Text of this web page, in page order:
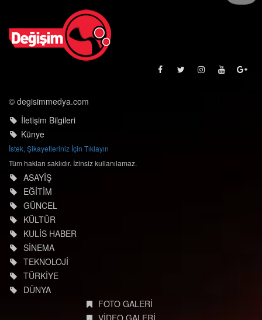
© degisimmedya.com
İletişim Bilgileri
Künye
İstek, Şikayetleriniz İçin Tıklayın
Tüm hakları saklıdır. İzinsiz kullanılamaz.
ASAYİŞ
EĞİTİM
GÜNCEL
KÜLTÜR
KULİS HABER
SİNEMA
TEKNOLOJİ
TÜRKİYE
DÜNYA
FOTO GALERİ